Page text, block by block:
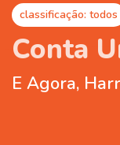
classificação: todos
Conta
E Agora,